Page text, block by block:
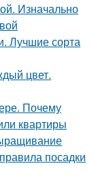
Изначально
Лучшие сорта
цвет.
Почему
квартиры
посадки